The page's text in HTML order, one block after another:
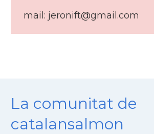
mail: jeronift@gmail.com
La comunitat de
catalansalmon